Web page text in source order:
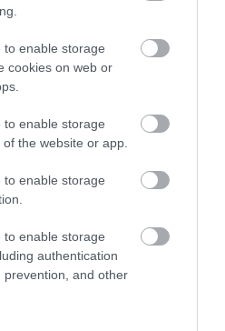
to enable storage
cookies on web or
to enable storage
the website or app.
to enable storage
to enable storage
authentication
and other
για περισσότερη